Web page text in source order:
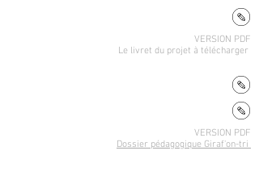
VERSION PDF
Le livret du projet à télécharger
VERSION PDF
Dossier pédagogique Giraf'on-tri